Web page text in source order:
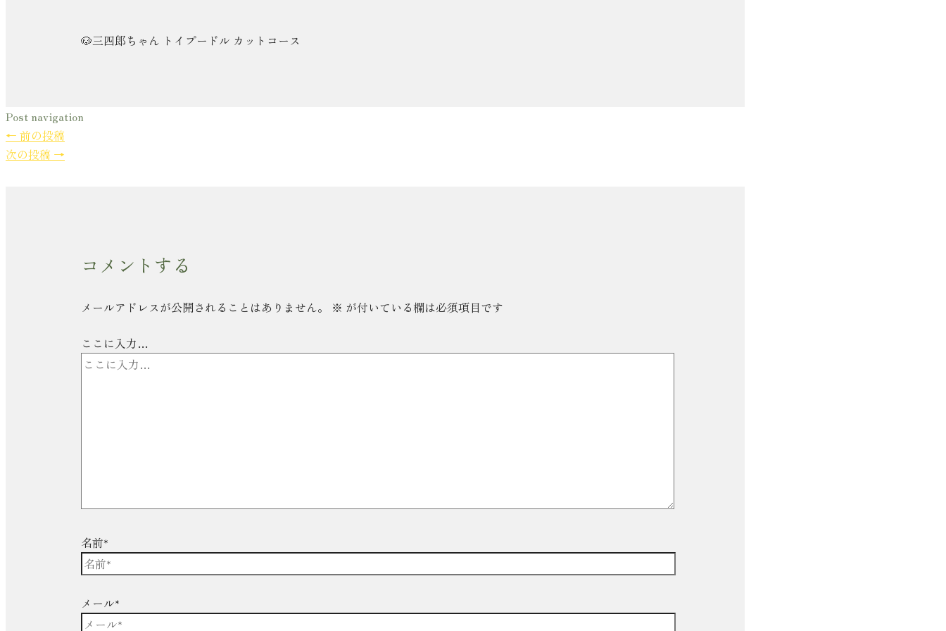
🐶三四郎ちゃん トイプードル カットコース
Post navigation
← 前の投稿
次の投稿 →
コメントする
メールアドレスが公開されることはありません。 ※ が付いている欄は必須項目です
ここに入力…
名前*
メール*